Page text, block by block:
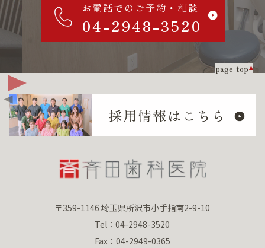
お電話でのご予約・相談
04-2948-3520
page top
〒359-1146 埼玉県所沢市小手指南2-9-10
Tel：04-2948-3520
Fax：04-2949-0365